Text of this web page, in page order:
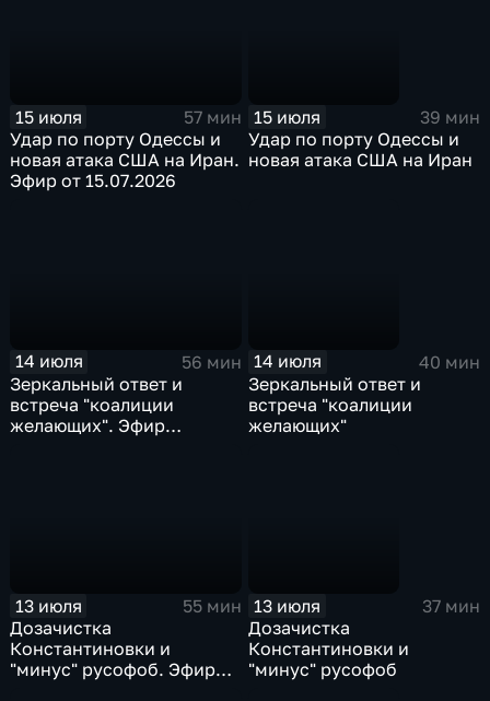
15 июля
57 мин
Удар по порту Одессы и
новая атака США на Иран.
Эфир от 15.07.2026
15 июля
39 мин
Удар по порту Одессы и
новая атака США на Иран
14 июля
56 мин
Зеркальный ответ и
встреча "коалиции
желающих". Эфир
14 июля
40 мин
Зеркальный ответ и
встреча "коалиции
желающих"
13 июля
55 мин
Дозачистка
Константиновки и
"минус" русофоб. Эфир
13 июля
37 мин
Дозачистка
Константиновки и
"минус" русофоб